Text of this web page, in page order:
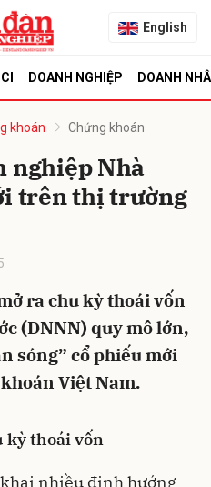
English
DOANH NGHIỆP DOANH
khoán Chứng khoán
nghiệp Nhà
trên thị trường
ra chu kỳ thoái vốn
(DNNN) quy mô lớn,
sóng” cổ phiếu mới
Việt Nam.
kỳ thoái vốn
nhiều định hướng
Hủy